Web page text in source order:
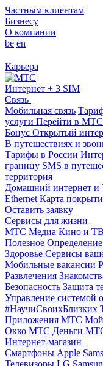
Частным клиентам
Бизнесу
О компании
be en
Карьера
Интернет + 3 SIM
Связь
Мобильная связь
услуги Перейти в МТС
Бонус Открытый
В путешествиях и
Тарифы в России
границу SMS в
территория
Домашний интернет и
Ethernet Карта
Оставить заявку
Сервисы для жизни
МТС Медиа Кино и ТВ
Полезное
Здоровье Сервисы
Мобильные вакансии
Развлечения
Безопасность Защита
Управление системой
#НаучиСвоихБлизких
Приложения МТС
Окко МТС Деньги
Интернет-магазин
Смартфоны Apple
Телевизоры LG